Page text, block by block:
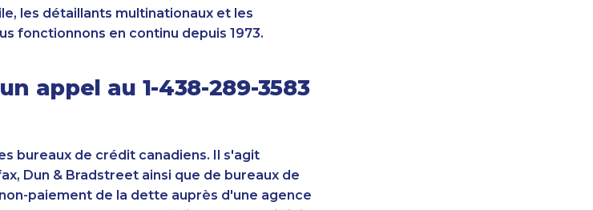
les détaillants multinationaux et les
fonctionnons en continu depuis 1973.
appel au 1-438-289-3583
bureaux de crédit canadiens. Il s'agit
Dun & Bradstreet ainsi que de bureaux de
paiement de la dette auprès d'une agence